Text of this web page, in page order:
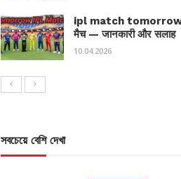
ipl match
मैच — जानकारी और सलाह
10.04.2026
সবচেয়ে বেশি দেখা